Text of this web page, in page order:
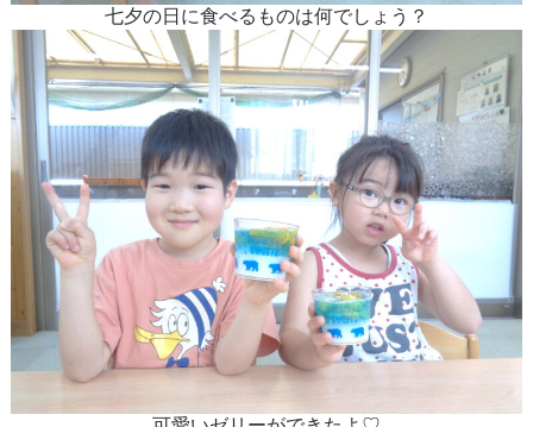
七夕の日に食べるものは何でしょう？